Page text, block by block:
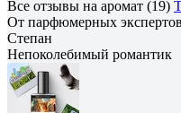
Все отзывы на аромат (19)
От парфюмерных экспертов
Степан
Непоколебимый романтик